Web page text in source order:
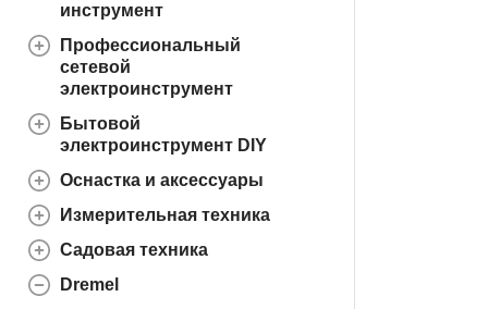
инструмент
Профессиональный
сетевой
электроинструмент
Бытовой
электроинструмент DIY
Оснастка и аксессуары
Измерительная техника
Садовая техника
Dremel